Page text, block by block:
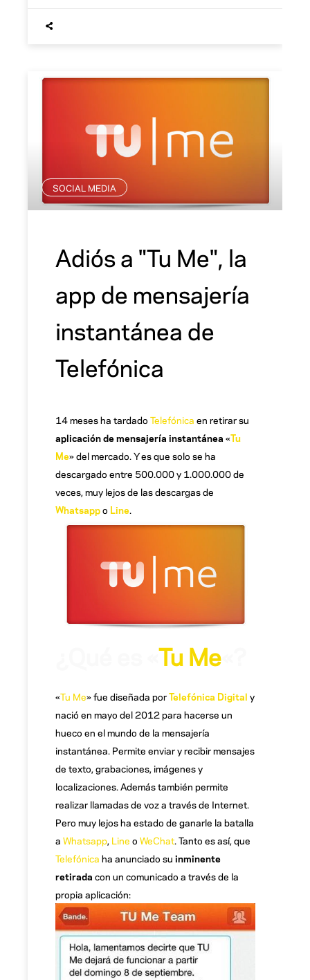
SOCIAL MEDIA
Adiós a "Tu Me", la
app de mensajería
instantánea de
Telefónica
14 meses ha tardado Telefónica en retirar su
aplicación de mensajería instantánea «Tu
Me» del mercado. Y es que solo se ha
descargado entre 500.000 y 1.000.000 de
veces, muy lejos de las descargas de
Whatsappo Line.
Tu Me
«Tu Me» fue diseñada porTelefónica Digital y
nació en mayo del 2012 para hacerse un
hueco en el mundo de la mensajería
instantánea. Permite enviar y recibir mensajes
de texto, grabaciones, imágenes y
localizaciones. Además también permite
realizar llamadas de voz a través de Internet.
Pero muy lejos ha estado de ganarle la batalla
a Whatsapp, Line o WeChat. Tanto es así, que
Telefónica ha anunciado su inminente
retirada con un comunicado a través de la
propia aplicación: